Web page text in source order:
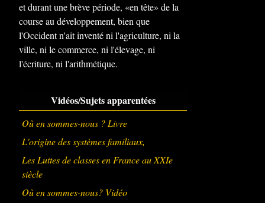
et durant une brève période, «en tête» de la
course au développement, bien que
l'Occident n'ait inventé ni l'agriculture, ni la
ville, ni le commerce, ni l'élevage, ni
l'écriture, ni l'arithmétique.
Vidéos/Sujets apparentées
Où en sommes-nous ? Livre
L'origine des systèmes familiaux,
Les Luttes de classes en France au XXIe
siècle
Où en sommes-nous? Vidéo